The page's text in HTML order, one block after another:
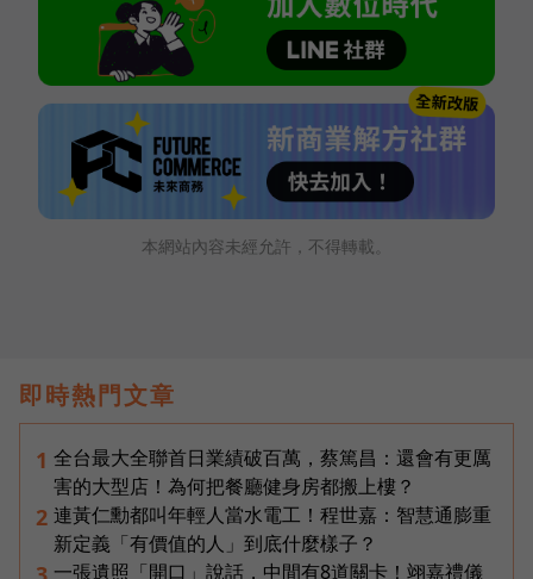
本網站內容未經允許，不得轉載。
即時熱門文章
1 全台最大全聯首日業績破百萬，蔡篤昌：還會有更厲
害的大型店！為何把餐廳健身房都搬上樓？
2 連黃仁勳都叫年輕人當水電工！程世嘉：智慧通膨重
新定義「有價值的人」到底什麼樣子？
一張遺照「開口」說話，中間有8道關卡！翊嘉禮儀